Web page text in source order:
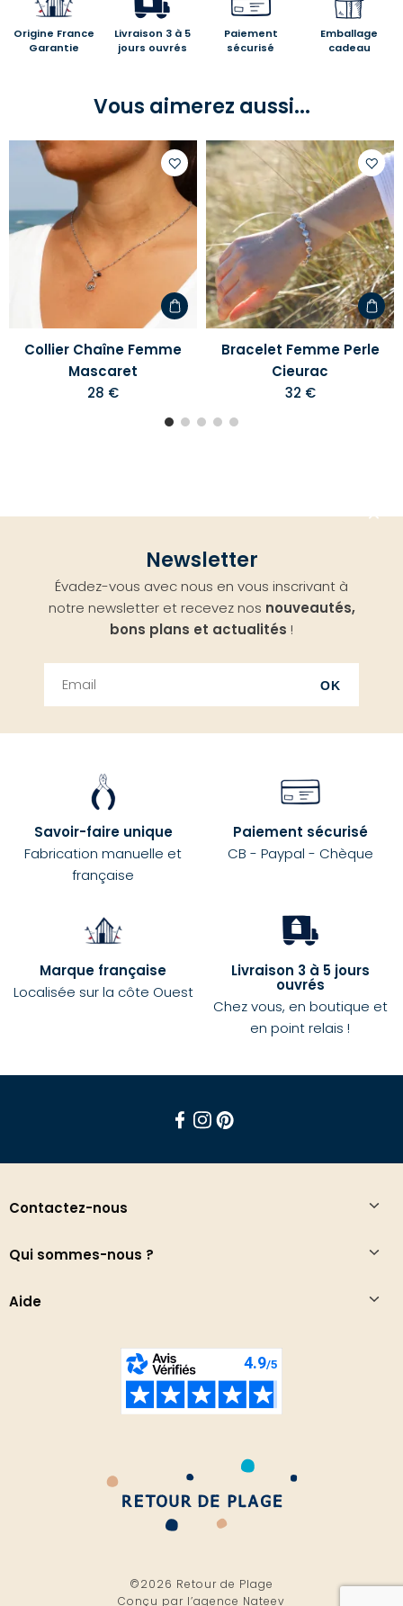
Origine France
Garantie
Livraison 3 à 5
jours ouvrés
Paiement
sécurisé
Emballage
cadeau
Vous aimerez aussi...
Ajouter
votre
liste
d'envies
Collier Chaîne Femme
Mascaret
28 €
votre
liste
Bracelet Femme Perle
Cieurac
32 €
Newsletter
Évadez-vous avec nous en vous inscrivant à
notre newsletter et recevez nos nouveautés,
bons plans et actualités !
OK
Savoir-faire unique
Fabrication manuelle et
française
Paiement sécurisé
CB - Paypal - Chèque
Marque française
Localisée sur la côte Ouest
Livraison 3 à 5 jours
ouvrés
Chez vous, en boutique et
en point relais !
Contactez-nous
Qui sommes-nous ?
Aide
©2026 Retour de Plage
Conçu par l’agence Nateev